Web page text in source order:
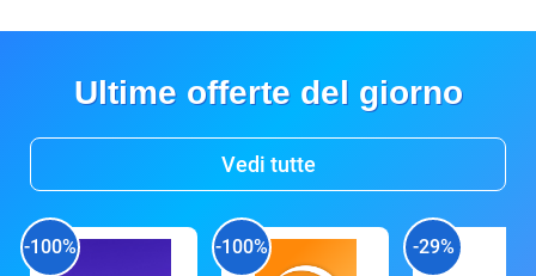
Ultime offerte del giorno
Vedi tutte
-100% -100% -29%